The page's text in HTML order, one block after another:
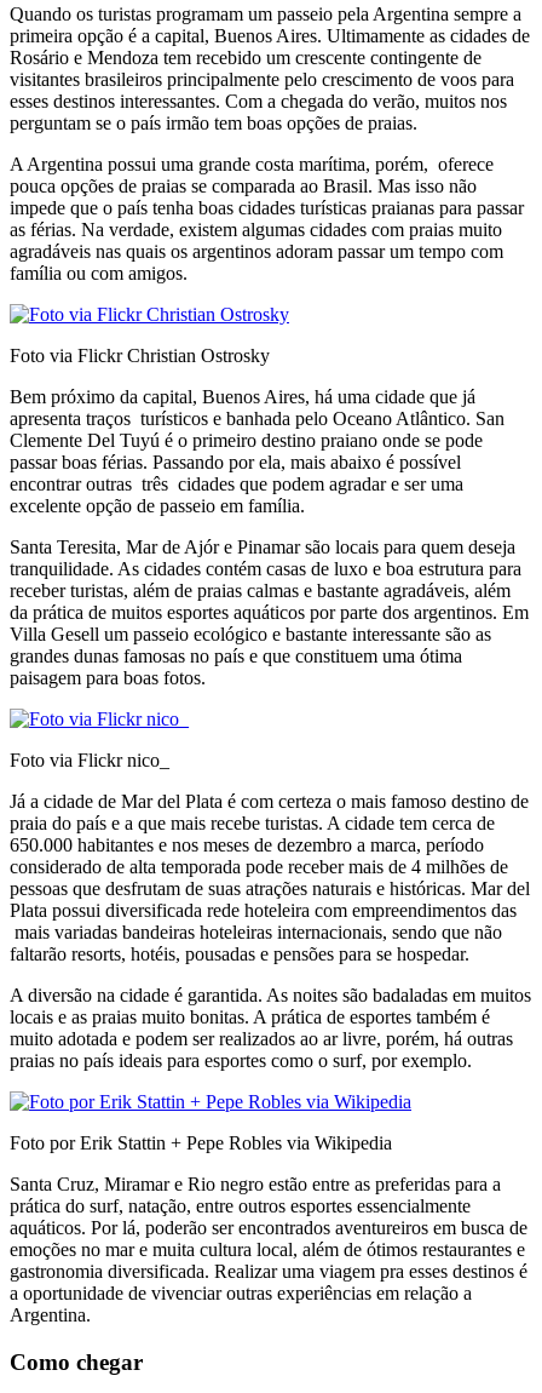
Quando os turistas programam um passeio pela Argentina sempre a
primeira opção é a capital, Buenos Aires. Ultimamente as cidades de
Rosário e Mendoza tem recebido um crescente contingente de
visitantes brasileiros principalmente pelo crescimento de voos para
esses destinos interessantes. Com a chegada do verão, muitos nos
perguntam se o país irmão tem boas opções de praias.
A Argentina possui uma grande costa marítima, porém, oferece
pouca opções de praias se comparada ao Brasil. Mas isso não
impede que o país tenha boas cidades turísticas praianas para passar
as férias. Na verdade, existem algumas cidades com praias muito
agradáveis nas quais os argentinos adoram passar um tempo com
família ou com amigos.
Foto via Flickr Christian Ostrosky
Bem próximo da capital, Buenos Aires, há uma cidade que já
apresenta traços turísticos e banhada pelo Oceano Atlântico. San
Clemente Del Tuyú é o primeiro destino praiano onde se pode
passar boas férias. Passando por ela, mais abaixo é possível
encontrar outras três cidades que podem agradar e ser uma
excelente opção de passeio em família.
Santa Teresita, Mar de Ajór e Pinamar são locais para quem deseja
tranquilidade. As cidades contém casas de luxo e boa estrutura para
receber turistas, além de praias calmas e bastante agradáveis, além
da prática de muitos esportes aquáticos por parte dos argentinos. Em
Villa Gesell um passeio ecológico e bastante interessante são as
grandes dunas famosas no país e que constituem uma ótima
paisagem para boas fotos.
Foto via Flickr nico_
Já a cidade de Mar del Plata é com certeza o mais famoso destino de
praia do país e a que mais recebe turistas. A cidade tem cerca de
650.000 habitantes e nos meses de dezembro a marca, período
considerado de alta temporada pode receber mais de 4 milhões de
pessoas que desfrutam de suas atrações naturais e históricas. Mar del
Plata possui diversificada rede hoteleira com empreendimentos das
mais variadas bandeiras hoteleiras internacionais, sendo que não
faltarão resorts, hotéis, pousadas e pensões para se hospedar.
A diversão na cidade é garantida. As noites são badaladas em muitos
locais e as praias muito bonitas. A prática de esportes também é
muito adotada e podem ser realizados ao ar livre, porém, há outras
praias no país ideais para esportes como o surf, por exemplo.
Foto por Erik Stattin + Pepe Robles via Wikipedia
Santa Cruz, Miramar e Rio negro estão entre as preferidas para a
prática do surf, natação, entre outros esportes essencialmente
aquáticos. Por lá, poderão ser encontrados aventureiros em busca de
emoções no mar e muita cultura local, além de ótimos restaurantes e
gastronomia diversificada. Realizar uma viagem pra esses destinos é
a oportunidade de vivenciar outras experiências em relação a
Argentina.
Como chegar